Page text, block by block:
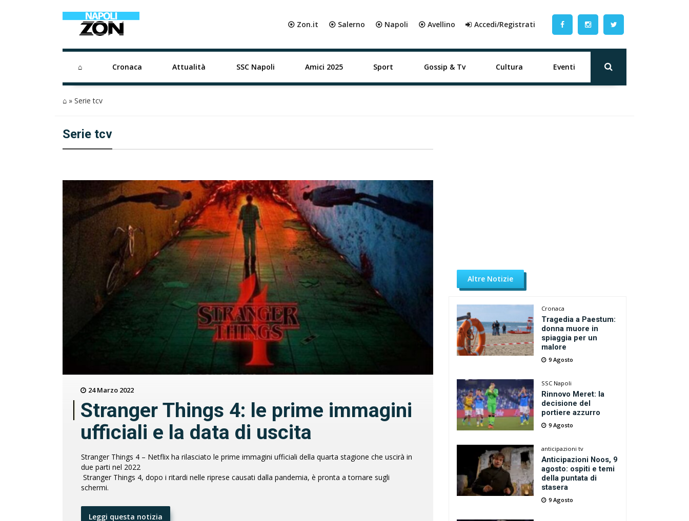
⦿ Zon.it ⦿ Salerno ⦿ Napoli ⦿ Avellino Accedi/Registrati
⌂ Cronaca Attualità SSC Napoli Amici 2025 Sport Gossip & Tv Cultura Eventi
⌂ » Serie tcv
Serie tcv
24 Marzo 2022
Stranger Things 4: le prime immagini
ufficiali e la data di uscita
Stranger Things 4 – Netflix ha rilasciato le prime immagini ufficiali della quarta stagione che uscirà in
due parti nel 2022
Stranger Things 4, dopo i ritardi nelle riprese causati dalla pandemia, è pronta a tornare sugli
schermi.
Leggi questa notizia
Altre Notizie
Cronaca
Tragedia a Paestum:
donna muore in
spiaggia per un
malore
9 Agosto
SSC Napoli
Rinnovo Meret: la
decisione del
portiere azzurro
9 Agosto
anticipazioni tv
Anticipazioni Noos, 9
agosto: ospiti e temi
della puntata di
stasera
9 Agosto